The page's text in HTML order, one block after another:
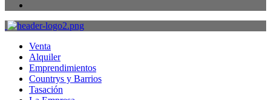
Venta
Alquiler
Emprendimientos
Countrys y Barrios
Tasación